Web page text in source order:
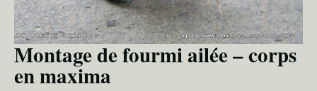
Montage de fourmi ailée – corps
en maxima